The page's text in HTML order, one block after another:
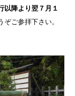
以降より翌７月１
ご参拝下さい。